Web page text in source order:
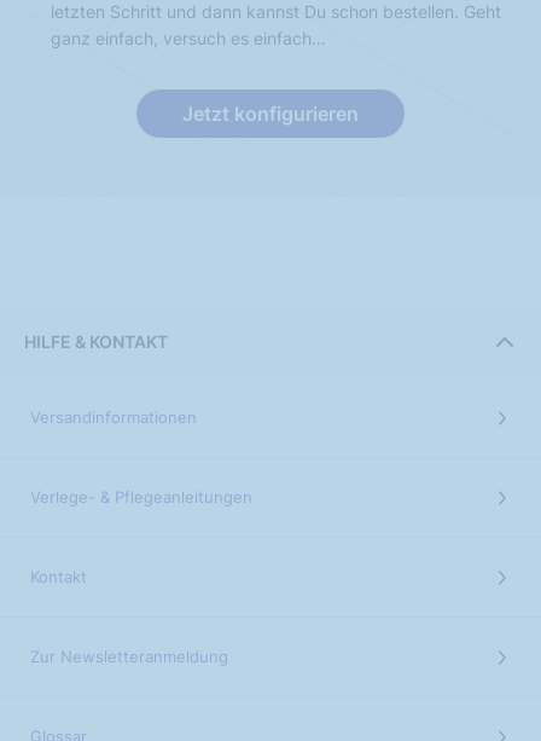
letzten Schritt und dann kannst Du schon bestellen. Geht
ganz einfach, versuch es einfach…
Jetzt konfigurieren
HILFE & KONTAKT
Versandinformationen
Verlege- & Pflegeanleitungen
Kontakt
Zur Newsletteranmeldung
Glossar